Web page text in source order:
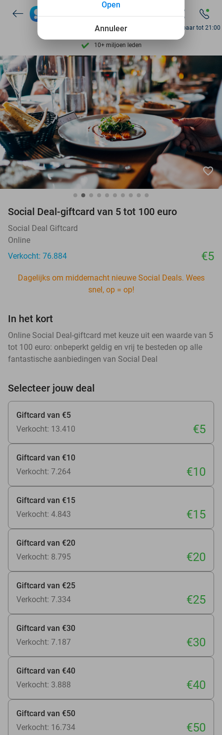
Ontdek 15.000+ deals
7 dagen per week beschikbaar
10+ miljoen leden
9,4 op basis van 206.187 reviews
Ontdek 15.000+ deals
7 dagen per week beschikbaar
10+ miljoen leden
Bereikbaar tot 21:00
favorite_border
Social Deal-giftcard van 5 tot 100 euro
Social Deal Giftcard
Online
Verkocht: 76.884
€5
Dagelijks om middernacht nieuwe Social Deals. Wees
snel, op = op!
In het kort
Online Social Deal-giftcard met keuze uit een waarde van 5
tot 100 euro: onbeperkt geldig en vrij te besteden op alle
fantastische aanbiedingen van Social Deal
Selecteer jouw deal
Giftcard van €5
Verkocht: 13.410
€5
Giftcard van €10
Verkocht: 7.264
€10
Giftcard van €15
Verkocht: 4.843
€15
Giftcard van €20
Verkocht: 8.795
€20
Giftcard van €25
Verkocht: 7.334
€25
Giftcard van €30
Verkocht: 7.187
€30
Giftcard van €40
Verkocht: 3.888
€40
Giftcard van €50
Verkocht: 16.734
€50
Annuleer
Open